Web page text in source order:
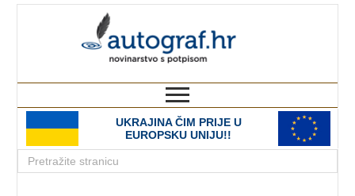
UKRAJINA ČIM PRIJE U
EUROPSKU UNIJU!!